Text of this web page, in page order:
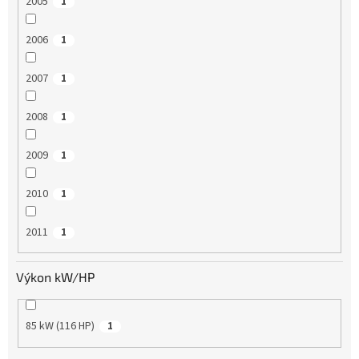
2006 1
2007 1
2008 1
2009 1
2010 1
2011 1
Výkon kW/HP
85 kW (116 HP) 1